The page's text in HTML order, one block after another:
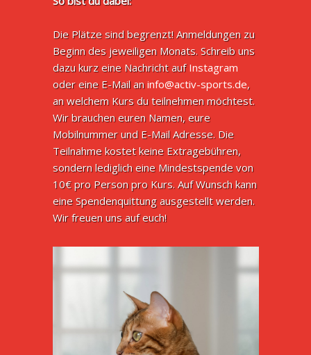
Die Plätze sind begrenzt! Anmeldungen zu
Beginn des jeweiligen Monats. Schreib uns
dazu kurz eine Nachricht aufInstagram
oder eine E-Mail aninfo@activ-sports.de,
an welchem Kurs du teilnehmen möchtest.
Wir brauchen euren Namen, eure
Mobilnummer und E-Mail Adresse. Die
Teilnahme kostet keine Extragebühren,
sondern lediglich eine Mindestspende von
10€ pro Person pro Kurs. Auf Wunsch kann
eine Spendenquittung ausgestellt werden.
Wir freuen uns auf euch!